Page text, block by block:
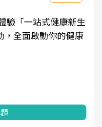
的身體變化」出發，透
對話，建立對亞健康的
前往專題